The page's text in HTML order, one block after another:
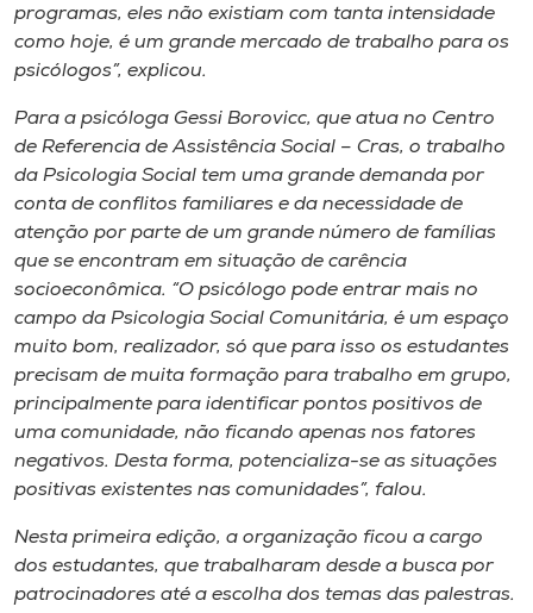
Selecione
o idioma
A+
A-
programas, eles não existiam com tanta intensidade
como hoje, é um grande mercado de trabalho para os
psicólogos”, explicou.
Para a psicóloga Gessi Borovicc, que atua no Centro
de Referencia de Assistência Social – Cras, o trabalho
da Psicologia Social tem uma grande demanda por
conta de conflitos familiares e da necessidade de
atenção por parte de um grande número de famílias
que se encontram em situação de carência
socioeconômica. “O psicólogo pode entrar mais no
campo da Psicologia Social Comunitária, é um espaço
muito bom, realizador, só que para isso os estudantes
precisam de muita formação para trabalho em grupo,
principalmente para identificar pontos positivos de
uma comunidade, não ficando apenas nos fatores
negativos. Desta forma, potencializa-se as situações
positivas existentes nas comunidades”, falou.
Nesta primeira edição, a organização ficou a cargo
dos estudantes, que trabalharam desde a busca por
patrocinadores até a escolha dos temas das palestras.